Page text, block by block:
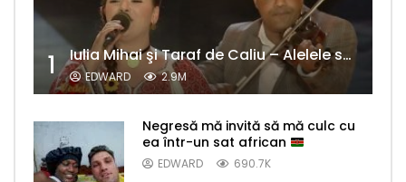
1 Iulia Mihai şi Taraf de Caliu – Alelele sălcioară (@#VedetaPopulară)
EDWARD 2.9M
Negresă mă invită să mă culc cu
ea într-un sat african
EDWARD 690.7K